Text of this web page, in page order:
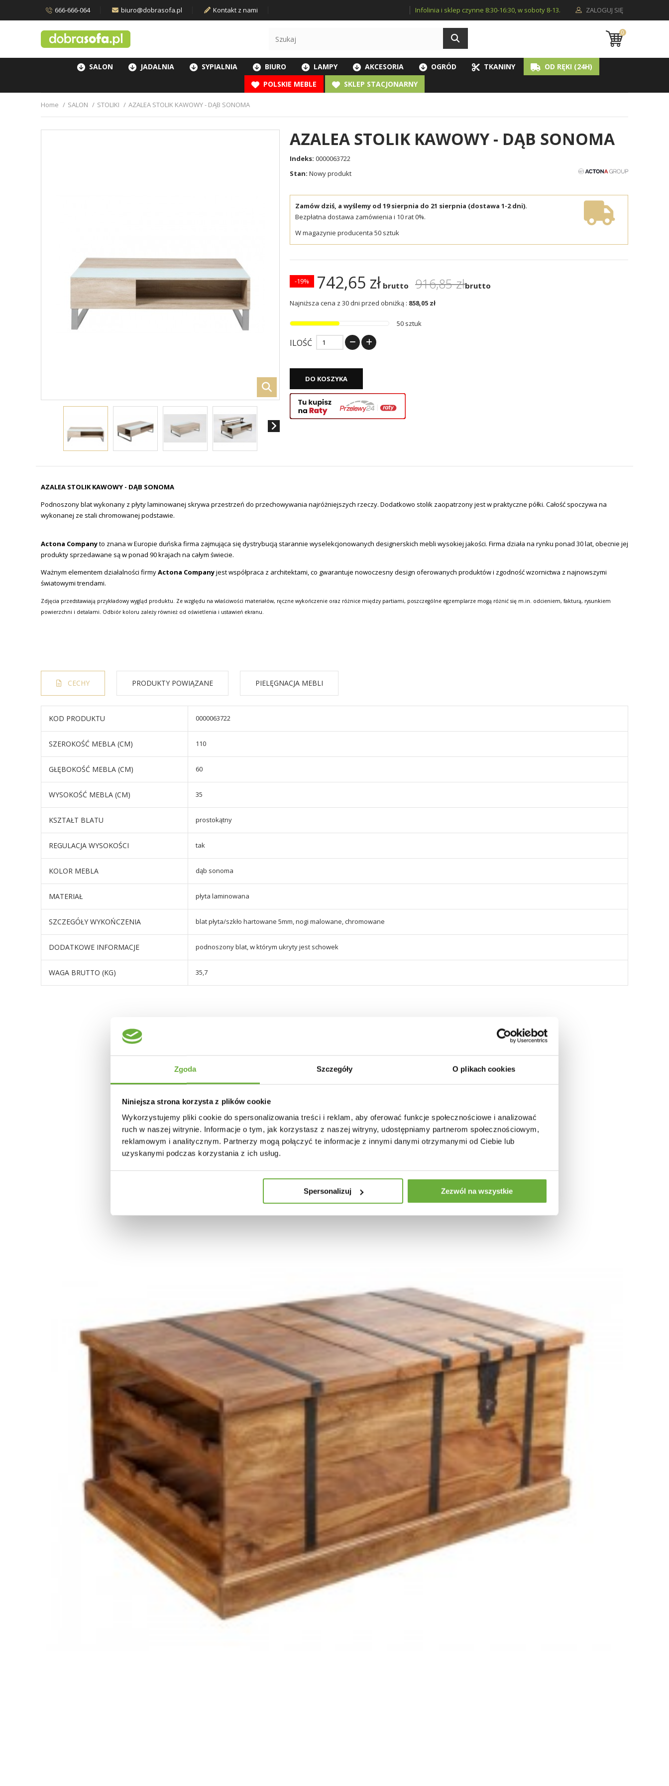
Zgoda Szczegóły O plikach cookies
Niniejsza strona korzysta z plików cookie
Wykorzystujemy pliki cookie do spersonalizowania treści i reklam, aby oferować funkcje społecznościowe i analizować
ruch w naszej witrynie. Informacje o tym, jak korzystasz z naszej witryny, udostępniamy partnerom społecznościowym,
reklamowym i analitycznym. Partnerzy mogą połączyć te informacje z innymi danymi otrzymanymi od Ciebie lub
uzyskanymi podczas korzystania z ich usług.
Spersonalizuj Zezwól na wszystkie
ZALOGUJ SIĘ
666-666-064 biuro@dobrasofa.pl Kontakt z nami Infolinia i sklep czynne 8:30-16:30, w soboty 8-13.
0
SALON JADALNIA SYPIALNIA BIURO LAMPY AKCESORIA OGRÓD TKANINY
OD RĘKI (24H)
POLSKIE MEBLE
SKLEP STACJONARNY
Home SALON STOLIKI AZALEA STOLIK KAWOWY - DĄB SONOMA
AZALEA STOLIK KAWOWY - DĄB SONOMA
Indeks: 0000063722
Stan: Nowy produkt
Zamów dziś, a wyślemy od 19 sierpnia do 21 sierpnia (dostawa 1-2 dni).
Bezpłatna dostawa zamówienia i 10 rat 0%.
W magazynie producenta 50 sztuk
742,65 zł brutto 916,85 złbrutto
-19%
Najniższa cena z 30 dni przed obniżką : 858,05 zł
50 sztuk
ILOŚĆ
DO KOSZYKA
AZALEA STOLIK KAWOWY - DĄB SONOMA
Podnoszony blat wykonany z płyty laminowanej skrywa przestrzeń do przechowywania najróżniejszych rzeczy. Dodatkowo stolik zaopatrzony jest w praktyczne półki. Całość spoczywa na
wykonanej ze stali chromowanej podstawie.
Actona Companyto znana w Europie duńska firma zajmująca się dystrybucją starannie wyselekcjonowanych designerskich mebli wysokiej jakości. Firma działa na rynku ponad 30 lat, obecnie jej
produkty sprzedawane są w ponad 90 krajach na całym świecie.
Ważnym elementem działalności firmyActona Companyjest współpraca z architektami, co gwarantuje nowoczesny design oferowanych produktów i zgodność wzornictwa z najnowszymi
światowymi trendami.
Zdjęcia przedstawiają przykładowy wygląd produktu. Ze względu na właściwości materiałów, ręczne wykończenie oraz różnice między partiami, poszczególne egzemplarze mogą różnić się m.in. odcieniem, fakturą, rysunkiem
powierzchni i detalami. Odbiór koloru zależy również od oświetlenia i ustawień ekranu.
CECHY PRODUKTY POWIĄZANE PIELĘGNACJA MEBLI
KOD PRODUKTU 0000063722
SZEROKOŚĆ MEBLA (CM) 110
GŁĘBOKOŚĆ MEBLA (CM) 60
WYSOKOŚĆ MEBLA (CM) 35
KSZTAŁT BLATU prostokątny
REGULACJA WYSOKOŚCI tak
KOLOR MEBLA dąb sonoma
MATERIAŁ płyta laminowana
SZCZEGÓŁY WYKOŃCZENIA blat płyta/szkło hartowane 5mm, nogi malowane, chromowane
DODATKOWE INFORMACJE podnoszony blat, w którym ukryty jest schowek
WAGA BRUTTO (KG) 35,7